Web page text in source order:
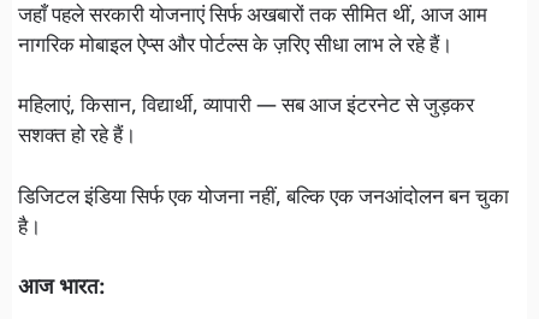
जहाँ पहले सरकारी योजनाएं सिर्फ अखबारों तक सीमित थीं, आज आम
नागरिक मोबाइल ऐप्स और पोर्टल्स के ज़रिए सीधा लाभ ले रहे हैं।
महिलाएं, किसान, विद्यार्थी, व्यापारी — सब आज इंटरनेट से जुड़कर
सशक्त हो रहे हैं।
डिजिटल इंडिया सिर्फ एक योजना नहीं, बल्कि एक जनआंदोलन बन चुका
है।
आज भारत: